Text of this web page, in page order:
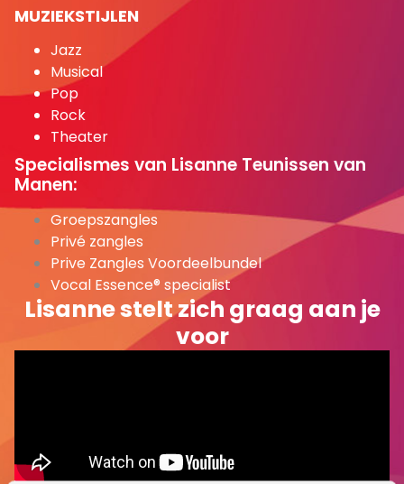
MUZIEKSTIJLEN
Jazz
Musical
Pop
Rock
Theater
Specialismes van Lisanne Teunissen van
Manen:
Groepszangles
Privé zangles
Prive Zangles Voordeelbundel
Vocal Essence® specialist
Lisanne stelt zich graag aan je
voor